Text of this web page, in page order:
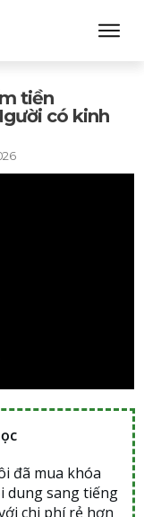
tiền
có kinh
đã mua khóa
dung sang tiếng
chi phí rẻ hơn